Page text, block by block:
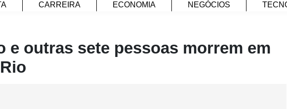
CARREIRA ECONOMIA NEGÓCIOS
e outras sete pessoas morrem em